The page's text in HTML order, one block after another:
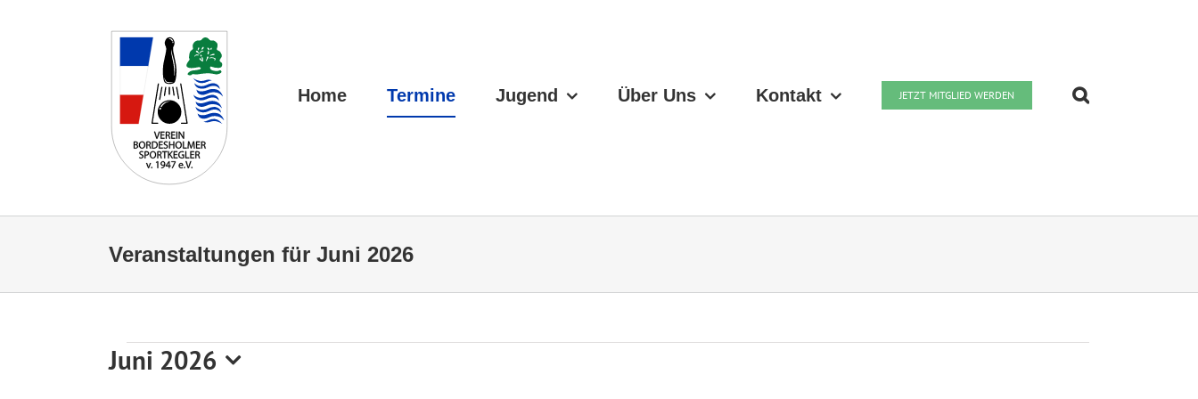
Home Termine Jugend Über Uns Kontakt JETZT MITGLIED WERDEN
Veranstaltungen für Juni 2026
Veranstaltungen
Juni 2026